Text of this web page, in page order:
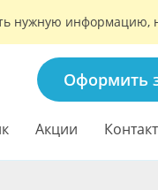
нужную
Оформить
Акции